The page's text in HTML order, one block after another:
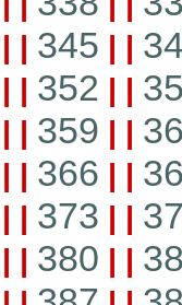
| | 345 | |
| | 352 | |
| | 359 | |
| | 366 | |
| | 373 | |
| | 380 | |